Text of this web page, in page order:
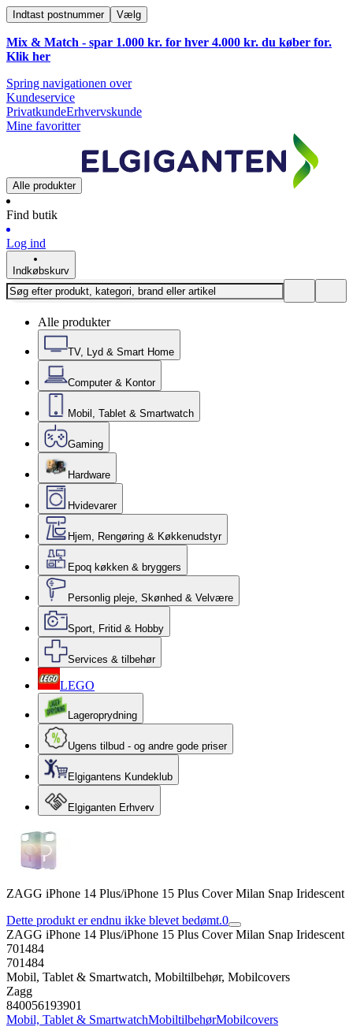
Indtast postnummer Vælg
Mix & Match - spar 1.000 kr. for hver 4.000 kr. du køber for.
Klik her
Spring navigationen over
Kundeservice
PrivatkundeErhvervskunde
Mine favoritter
Alle produkter
Find butik
Log ind
Indkøbskurv
Alle produkter
TV, Lyd & Smart Home
Computer & Kontor
Mobil, Tablet & Smartwatch
Gaming
Hardware
Hvidevarer
Hjem, Rengøring & Køkkenudstyr
Epoq køkken & bryggers
Personlig pleje, Skønhed & Velvære
Sport, Fritid & Hobby
Services & tilbehør
LEGO
Lageroprydning
Ugens tilbud - og andre gode priser
Elgigantens Kundeklub
Elgiganten Erhverv
ZAGG iPhone 14 Plus/iPhone 15 Plus Cover Milan Snap Iridescent
Dette produkt er endnu ikke blevet bedømt.0
ZAGG iPhone 14 Plus/iPhone 15 Plus Cover Milan Snap Iridescent
701484
701484
Mobil, Tablet & Smartwatch, Mobiltilbehør, Mobilcovers
Zagg
840056193901
Mobil, Tablet & SmartwatchMobiltilbehørMobilcovers